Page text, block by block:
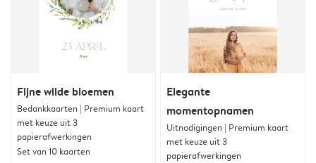
Fijne wilde bloemen
Bedankkaarten | Premium kaart
met keuze uit 3
papierafwerkingen
Set van 10 kaarten
Elegante
momentopnamen
Uitnodigingen | Premium kaart
met keuze uit 3
papierafwerkingen